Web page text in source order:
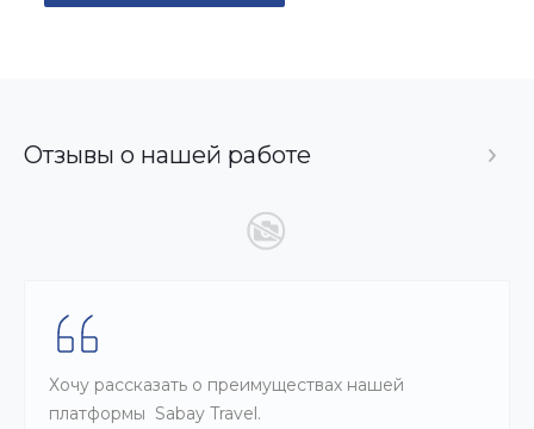
Отзывы о нашей работе
Хочу рассказать о преимуществах нашей
платформы Sabay Travel.